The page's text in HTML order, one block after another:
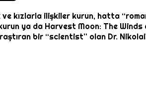
kızlarla ilişkiler kurun, hatta
ya da Harvest Moon: The
bir “scientist” olan Dr.